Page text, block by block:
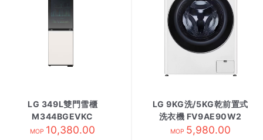
LG 349L雙門雪櫃
M344BGEVKC
MOP 10,380.00
LG 9KG洗/5KG乾前置式
洗衣機 FV9AE90W2
MOP 5,980.00